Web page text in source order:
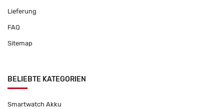
Lieferung
FAQ
Sitemap
BELIEBTE KATEGORIEN
Smartwatch Akku